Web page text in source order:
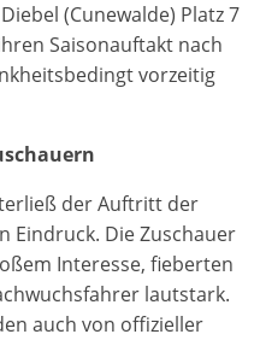
(Cunewalde) Platz 7
Saisonauftakt nach
vorzeitig
der Auftritt der
Eindruck. Die Zuschauer
Interesse, fieberten
lautstark.
auch von offizieller
die Website-
dass einzelne
werden können.